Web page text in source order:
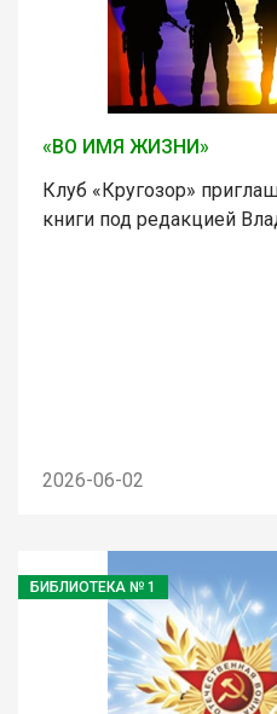
«ВО ИМЯ ЖИЗНИ»
Клуб «Кругозор»
книги под редакцией
2026-06-02
БИБЛИОТЕКА № 1